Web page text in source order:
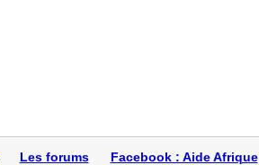
Les forums Facebook : Aide Afrique